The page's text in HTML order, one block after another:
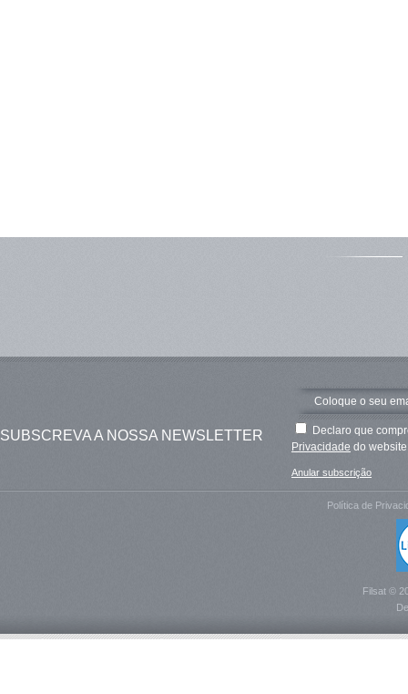
SUBSCREVA A NOSSA NEWSLETTER
Declaro que
Privacidade do
Anular subscrição
Política de
Filsat ©